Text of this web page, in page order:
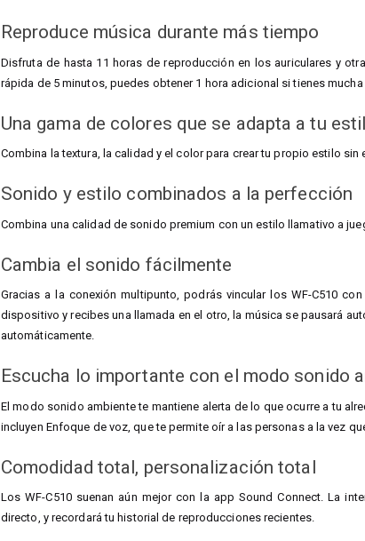
Reproduce música durante más tiempo
Disfruta de hasta 11 horas de reproducción en los auriculares y
rápida de 5 minutos, puedes obtener 1 hora adicional si tienes mucha
Una gama de colores que se adapta a tu
Combina la textura, la calidad y el color para crear tu propio estilo
Sonido y estilo combinados a la perfección
Combina una calidad de sonido premium con un estilo llamativo a
Cambia el sonido fácilmente
Gracias a la conexión multipunto, podrás vincular los WF-C510
dispositivo y recibes una llamada en el otro, la música se pausará
automáticamente.
Escucha lo importante con el modo sonido
El modo sonido ambiente te mantiene alerta de lo que ocurre a tu
incluyen Enfoque de voz, que te permite oír a las personas a la vez
Comodidad total, personalización total
Los WF-C510 suenan aún mejor con la app Sound Connect. La
directo, y recordará tu historial de reproducciones recientes.